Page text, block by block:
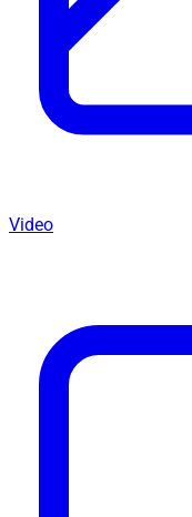
Video